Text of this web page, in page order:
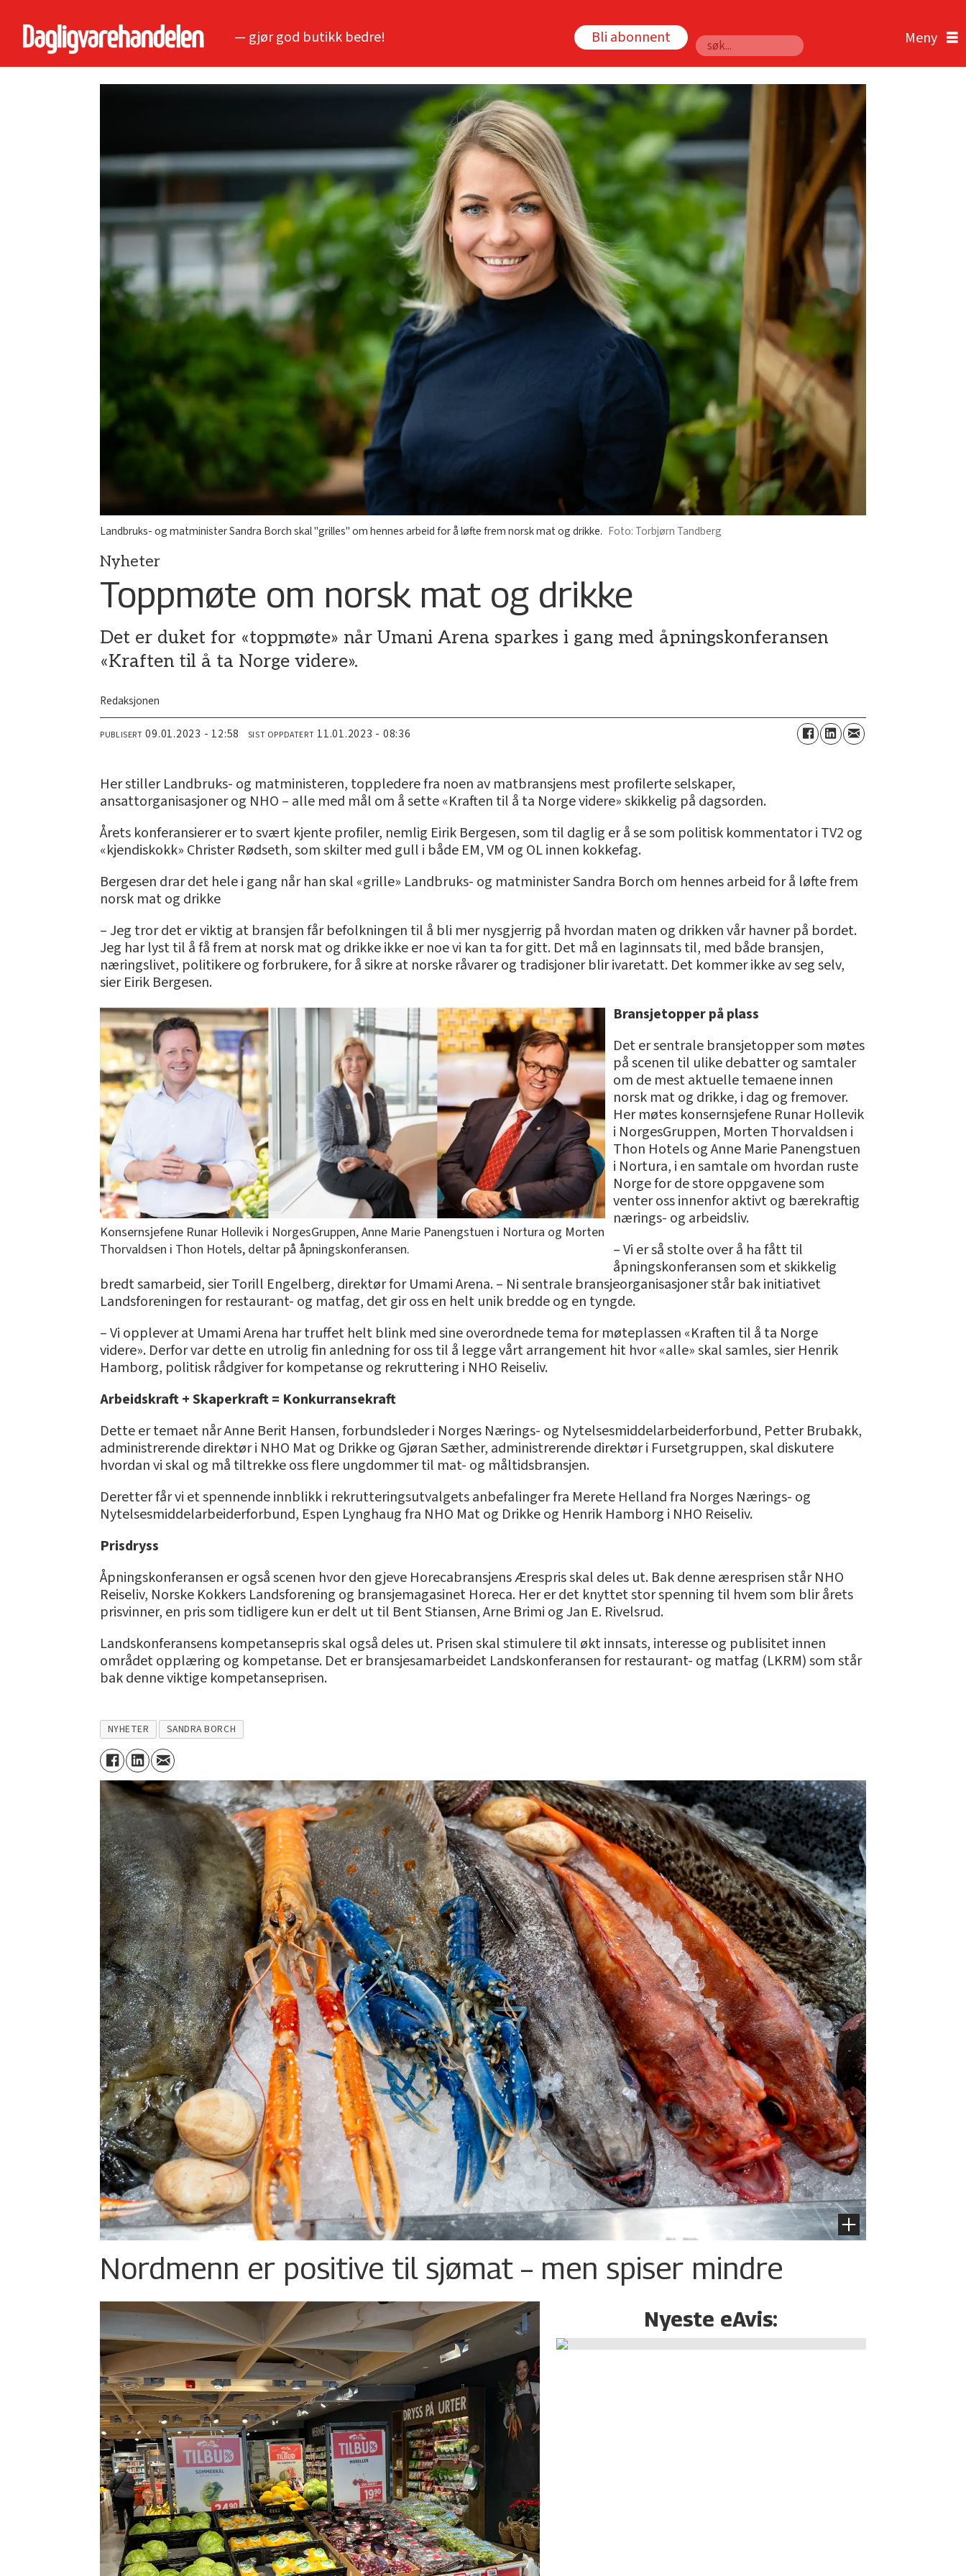
— gjør god butikk bedre! Bli abonnent
Søk
Landbruks- og matminister Sandra Borch skal "grilles" om hennes arbeid for å løfte frem norsk mat og drikke. Torbjørn Tandberg
Nyheter
Toppmøte om norsk mat og drikke
Det er duket for «toppmøte» når Umani Arena sparkes i gang med åpningskonferansen
«Kraften til å ta Norge videre».
Redaksjonen
PUBLISERT 09.01.2023 - 12:58 SIST OPPDATERT 11.01.2023 - 08:36
Her stiller Landbruks- og matministeren, toppledere fra noen av matbransjens mest profilerte selskaper,
ansattorganisasjoner og NHO – alle med mål om å sette «Kraften til å ta Norge videre» skikkelig på dagsorden.
Årets konferansierer er to svært kjente profiler, nemlig Eirik Bergesen, som til daglig er å se som politisk kommentator i TV2 og
«kjendiskokk» Christer Rødseth, som skilter med gull i både EM, VM og OL innen kokkefag.
Bergesen drar det hele i gang når han skal «grille» Landbruks- og matminister Sandra Borch om hennes arbeid for å løfte frem
norsk mat og drikke
– Jeg tror det er viktig at bransjen får befolkningen til å bli mer nysgjerrig på hvordan maten og drikken vår havner på bordet.
Jeg har lyst til å få frem at norsk mat og drikke ikke er noe vi kan ta for gitt. Det må en laginnsats til, med både bransjen,
næringslivet, politikere og forbrukere, for å sikre at norske råvarer og tradisjoner blir ivaretatt. Det kommer ikke av seg selv,
sier Eirik Bergesen.
Konsernsjefene Runar Hollevik i NorgesGruppen, Anne Marie Panengstuen i Nortura og Morten
Thorvaldsen i Thon Hotels, deltar på åpningskonferansen.
Bransjetopper på plass
Det er sentrale bransjetopper som møtes
på scenen til ulike debatter og samtaler
om de mest aktuelle temaene innen
norsk mat og drikke, i dag og fremover.
Her møtes konsernsjefene Runar Hollevik
i NorgesGruppen, Morten Thorvaldsen i
Thon Hotels og Anne Marie Panengstuen
i Nortura, i en samtale om hvordan ruste
Norge for de store oppgavene som
venter oss innenfor aktivt og bærekraftig
nærings- og arbeidsliv.
– Vi er så stolte over å ha fått til
åpningskonferansen som et skikkelig
bredt samarbeid, sier Torill Engelberg, direktør for Umami Arena. – Ni sentrale bransjeorganisasjoner står bak initiativet
Landsforeningen for restaurant- og matfag, det gir oss en helt unik bredde og en tyngde.
– Vi opplever at Umami Arena har truffet helt blink med sine overordnede tema for møteplassen «Kraften til å ta Norge
videre». Derfor var dette en utrolig fin anledning for oss til å legge vårt arrangement hit hvor «alle» skal samles, sier Henrik
Hamborg, politisk rådgiver for kompetanse og rekruttering i NHO Reiseliv.
Arbeidskraft + Skaperkraft = Konkurransekraft
Dette er temaet når Anne Berit Hansen, forbundsleder i Norges Nærings- og Nytelsesmiddelarbeiderforbund, Petter Brubakk,
administrerende direktør i NHO Mat og Drikke og Gjøran Sæther, administrerende direktør i Fursetgruppen, skal diskutere
hvordan vi skal og må tiltrekke oss flere ungdommer til mat- og måltidsbransjen.
Deretter får vi et spennende innblikk i rekrutteringsutvalgets anbefalinger fra Merete Helland fra Norges Nærings- og
Nytelsesmiddelarbeiderforbund, Espen Lynghaug fra NHO Mat og Drikke og Henrik Hamborg i NHO Reiseliv.
Prisdryss
Åpningskonferansen er også scenen hvor den gjeve Horecabransjens Ærespris skal deles ut. Bak denne æresprisen står NHO
Reiseliv, Norske Kokkers Landsforening og bransjemagasinet Horeca. Her er det knyttet stor spenning til hvem som blir årets
prisvinner, en pris som tidligere kun er delt ut til Bent Stiansen, Arne Brimi og Jan E. Rivelsrud.
Landskonferansens kompetansepris skal også deles ut. Prisen skal stimulere til økt innsats, interesse og publisitet innen
området opplæring og kompetanse. Det er bransjesamarbeidet Landskonferansen for restaurant- og matfag (LKRM) som står
bak denne viktige kompetanseprisen.
NYHETER SANDRA BORCH
Nordmenn er positive til sjømat – men spiser mindre
Nyeste eAvis: